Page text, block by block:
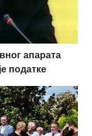
апарата
податке